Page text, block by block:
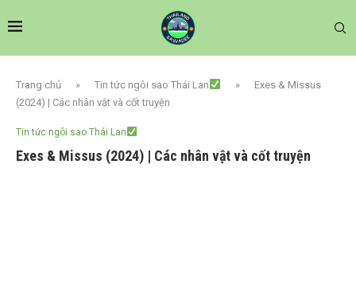
Trang chủ » Tin tức ngôi sao Thái Lan »
Exes & Missus
(2024) | Các nhân vật và cốt truyện
Tin tức ngôi sao Thái Lan
Exes & Missus (2024) | Các nhân vật và cốt truyện